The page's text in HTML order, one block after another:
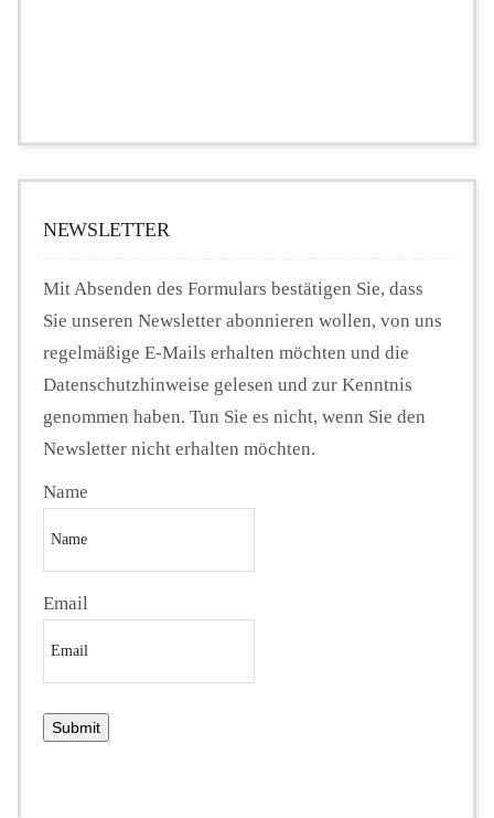
NEWSLETTER
Mit Absenden des Formulars bestätigen Sie, dass
Sie unseren Newsletter abonnieren wollen, von uns
regelmäßige E-Mails erhalten möchten und die
Datenschutzhinweise gelesen und zur Kenntnis
genommen haben. Tun Sie es nicht, wenn Sie den
Newsletter nicht erhalten möchten.
Name
Email